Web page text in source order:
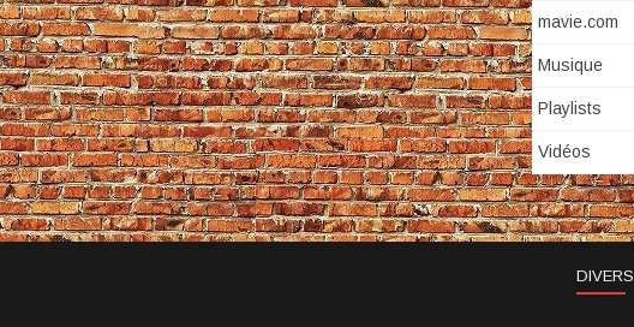
mavie.com
Musique
Playlists
Vidéos
DIVERS